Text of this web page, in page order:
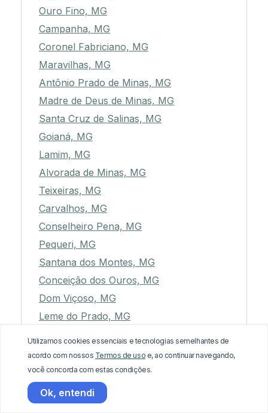
Ouro Fino, MG
Campanha, MG
Coronel Fabriciano, MG
Maravilhas, MG
Antônio Prado de Minas, MG
Madre de Deus de Minas, MG
Santa Cruz de Salinas, MG
Goianá, MG
Lamim, MG
Alvorada de Minas, MG
Teixeiras, MG
Carvalhos, MG
Conselheiro Pena, MG
Pequeri, MG
Santana dos Montes, MG
Conceição dos Ouros, MG
Dom Viçoso, MG
Leme do Prado, MG
Minduri, MG
Goiabeira, MG
Coração de Jesus, MG
Alfenas, MG
Utilizamos cookies essenciais e tecnologias semelhantes de
acordo com nossos Termos de uso e, ao continuar navegando,
você concorda com estas condições.
Ok, entendi